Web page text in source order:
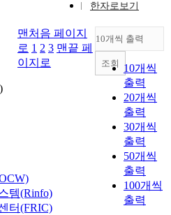
한자로보기
10개씩 출력
10개씩
출력
20개씩
출력
30개씩
출력
50개씩
출력
100개씩
출력
조회
맨처음 페이지
로 1 2 3 맨끝 페
이지로
템(Rinfo)
터(FRIC)